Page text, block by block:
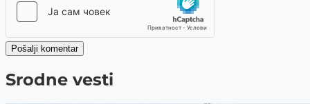
Pošalji komentar
Srodne vesti